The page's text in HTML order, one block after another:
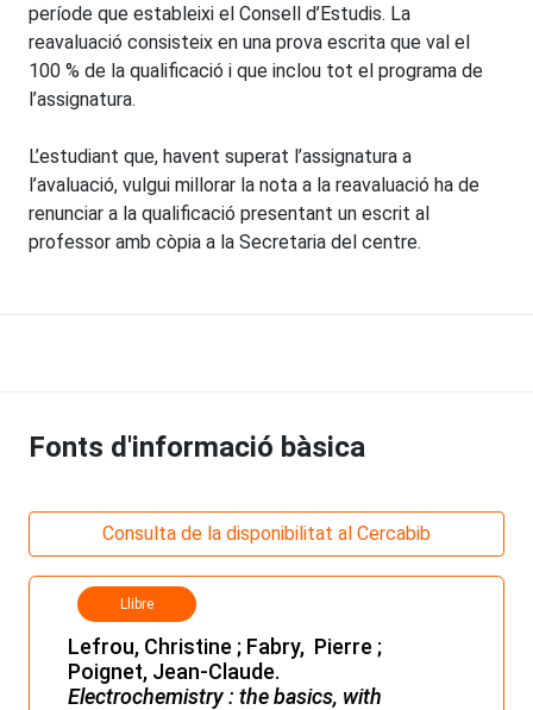
període que estableixi el Consell d’Estudis. La
reavaluació consisteix en una prova escrita que val el
100 % de la qualificació i que inclou tot el programa de
l’assignatura.
L’estudiant que, havent superat l’assignatura a
l’avaluació, vulgui millorar la nota a la reavaluació ha de
renunciar a la qualificació presentant un escrit al
professor amb còpia a la Secretaria del centre.
Fonts d'informació bàsica
Consulta de la disponibilitat al Cercabib
Llibre
Lefrou, Christine ; Fabry, Pierre ;
Poignet, Jean-Claude.
Electrochemistry : the basics, with